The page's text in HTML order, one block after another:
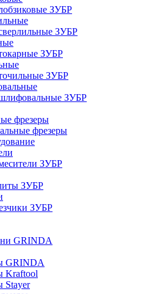
ЗУБР
ЗУБР
ЗУБР
ЗУБР
ЗУБР
фрезеры
фрезеры
ЗУБР
ЗУБР
ЗУБР
GRINDA
GRINDA
Kraftool
Stayer